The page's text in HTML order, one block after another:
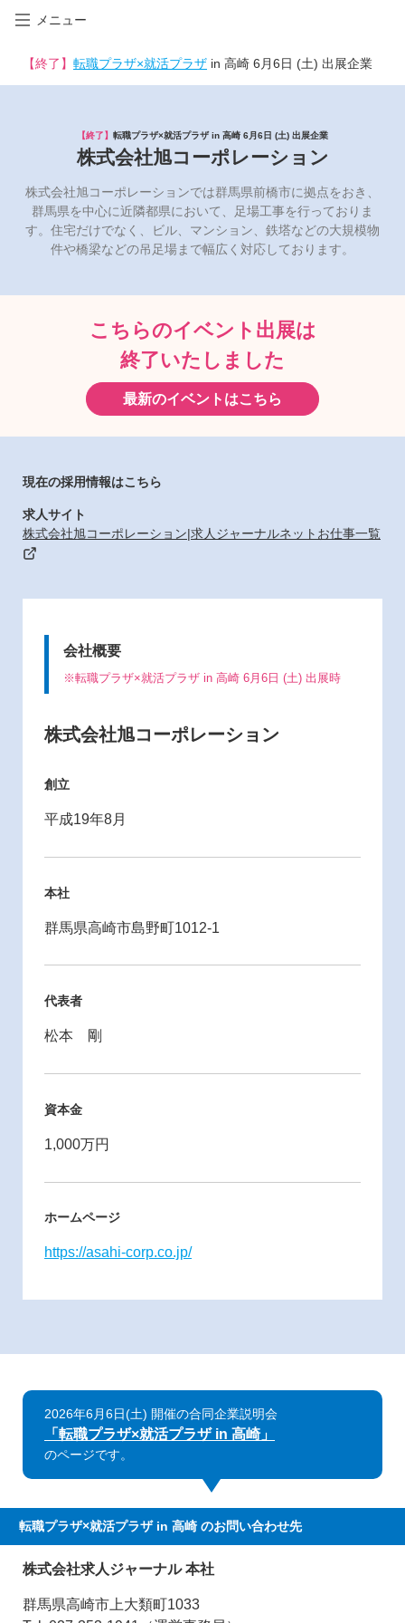
メニュー
【終了】 転職プラザ×就活プラザ in 高崎 6月6日 (土) 出展企業
【終了】 転職プラザ×就活プラザ in 高崎 6月6日 (土) 出展企業
株式会社旭コーポレーション
株式会社旭コーポレーションでは群馬県前橋市に拠点をおき、
群馬県を中心に近隣都県において、足場工事を行っておりま
す。住宅だけでなく、ビル、マンション、鉄塔などの大規模物
件や橋梁などの吊足場まで幅広く対応しております。
こちらのイベント出展は
終了いたしました
最新のイベントはこちら
現在の採用情報はこちら
求人サイト
株式会社旭コーポレーション|求人ジャーナルネットお仕事一覧
会社概要
※転職プラザ×就活プラザ in 高崎 6月6日 (土) 出展時
株式会社旭コーポレーション
創立
平成19年8月
本社
群馬県高崎市島野町1012-1
代表者
松本 剛
資本金
1,000万円
ホームページ
https://asahi-corp.co.jp/
2026年6月6日(土) 開催の合同企業説明会
「転職プラザ×就活プラザ in 高崎」
のページです。
転職プラザ×就活プラザ in 高崎 のお問い合わせ先
株式会社求人ジャーナル 本社
群馬県高崎市上大類町1033